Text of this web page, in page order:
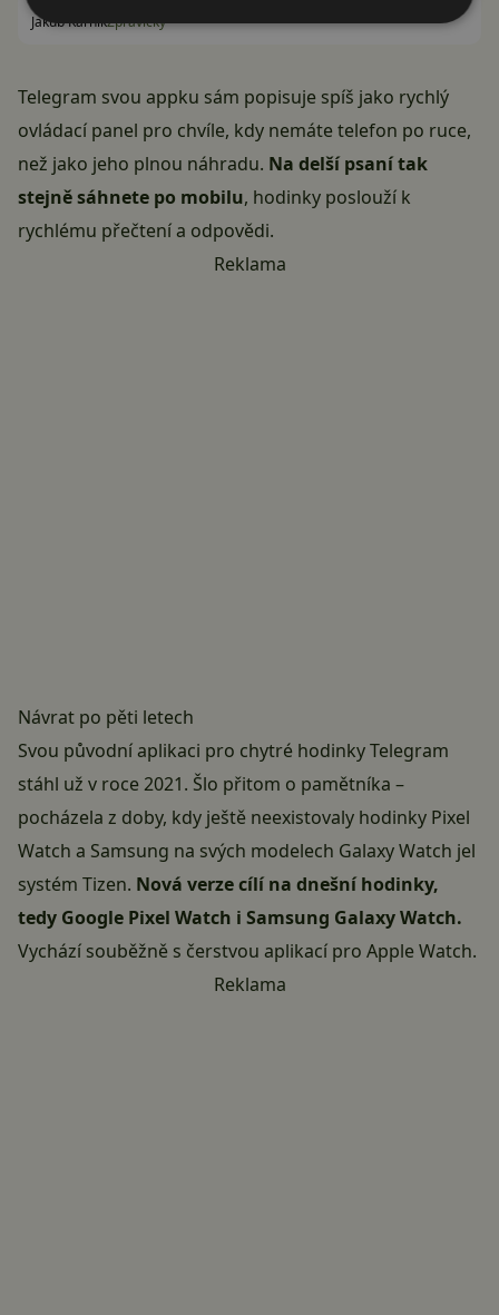
Jakub KárníkZprávičky
Telegram svou appku sám popisuje spíš jako rychlý
ovládací panel pro chvíle, kdy nemáte telefon po ruce,
než jako jeho plnou náhradu. Na delší psaní tak
stejně sáhnete po mobilu, hodinky poslouží k
rychlému přečtení a odpovědi.
Reklama
Návrat po pěti letech
Svou původní aplikaci pro chytré hodinky Telegram
stáhl už v roce 2021. Šlo přitom o pamětníka –
pocházela z doby, kdy ještě neexistovaly hodinky Pixel
Watch a Samsung na svých modelech Galaxy Watch jel
systém Tizen. Nová verze cílí na dnešní hodinky,
tedy Google Pixel Watch i Samsung Galaxy Watch.
Vychází souběžně s čerstvou aplikací pro Apple Watch.
Reklama